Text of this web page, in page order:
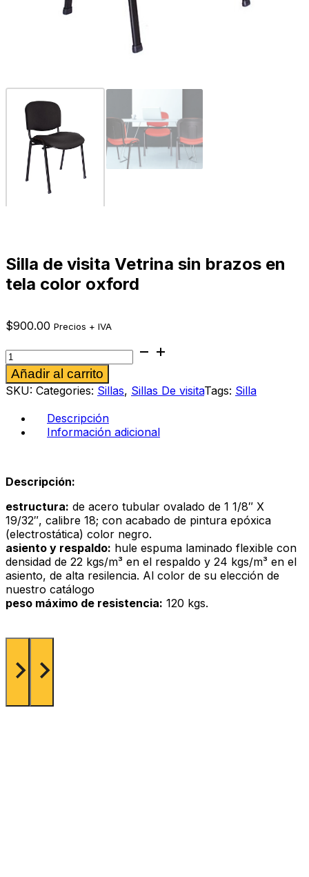
Silla de visita Vetrina sin brazos en
tela color oxford
$900.00 Precios + IVA
Silla
de
visita
Vetrina
sin
Añadir al carrito
SKU: Categories: Sillas, Sillas De visitaTags: Silla
Descripción
Información adicional
Descripción:
estructura: de acero tubular ovalado de 1 1/8″ X
19/32″, calibre 18; con acabado de pintura epóxica
(electrostática) color negro.
asiento y respaldo: hule espuma laminado flexible con
densidad de 22 kgs/m³ en el respaldo y 24 kgs/m³ en el
asiento, de alta resilencia. Al color de su elección de
nuestro catálogo
peso máximo de resistencia: 120 kgs.